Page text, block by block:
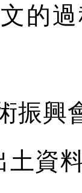
的
振興
土資